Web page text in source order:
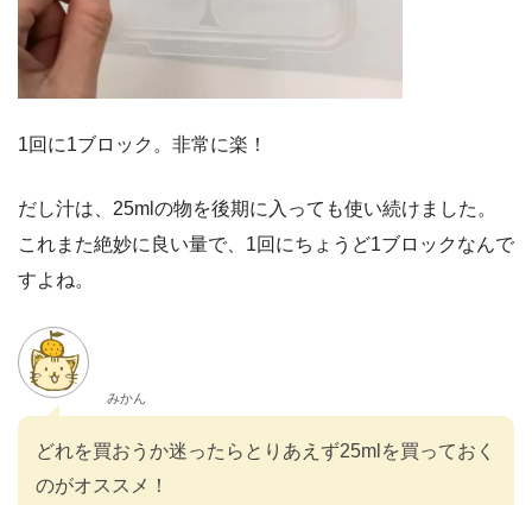
1回に1ブロック。非常に楽！
だし汁は、25mlの物を後期に入っても使い続けました。
これまた絶妙に良い量で、1回にちょうど1ブロックなんで
すよね。
みかん
どれを買おうか迷ったらとりあえず25mlを買っておく
のがオススメ！